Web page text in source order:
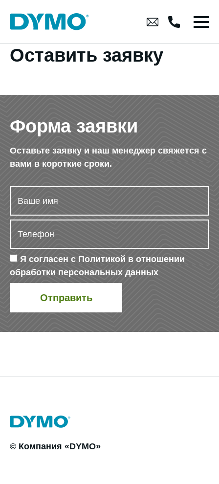
Оставить заявку
Форма заявки
Оставьте заявку и наш менеджер свяжется с
вами в короткие сроки.
Я согласен с Политикой в отношении
обработки персональных данных
© Компания «DYMO»